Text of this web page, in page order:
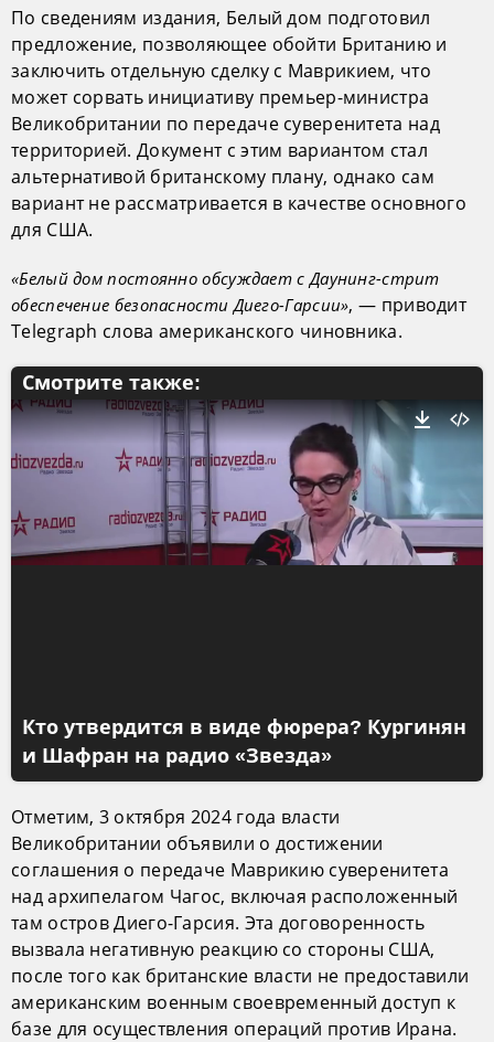
По сведениям издания, Белый дом подготовил
предложение, позволяющее обойти Британию и
заключить отдельную сделку с Маврикием, что
может сорвать инициативу премьер-министра
Великобритании по передаче суверенитета над
территорией. Документ с этим вариантом стал
альтернативой британскому плану, однако сам
вариант не рассматривается в качестве основного
для США.
«Белый дом постоянно обсуждает с Даунинг-стрит
обеспечение безопасности Диего-Гарсии», — приводит
Telegraph слова американского чиновника.
Смотрите также:
Кто утвердится в виде фюрера? Кургинян
и Шафран на радио «Звезда»
Отметим, 3 октября 2024 года власти
Великобритании объявили о достижении
соглашения о передаче Маврикию суверенитета
над архипелагом Чагос, включая расположенный
там остров Диего-Гарсия. Эта договоренность
вызвала негативную реакцию со стороны США,
после того как британские власти не предоставили
американским военным своевременный доступ к
базе для осуществления операций против Ирана.